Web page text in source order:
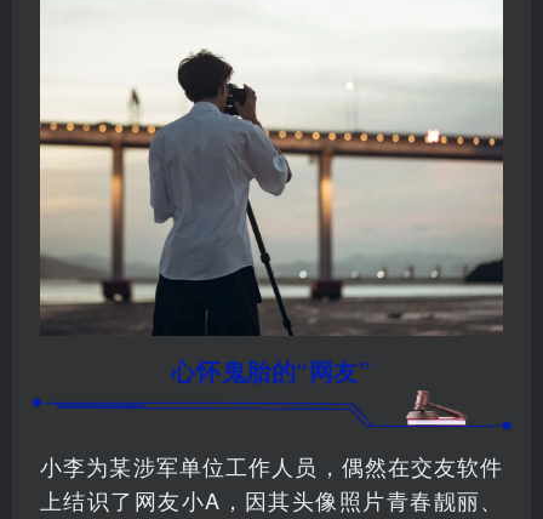
心怀鬼胎的“网友”
小李为某涉军单位工作人员，偶然在交友软件
上结识了网友小A，因其头像照片青春靓丽、